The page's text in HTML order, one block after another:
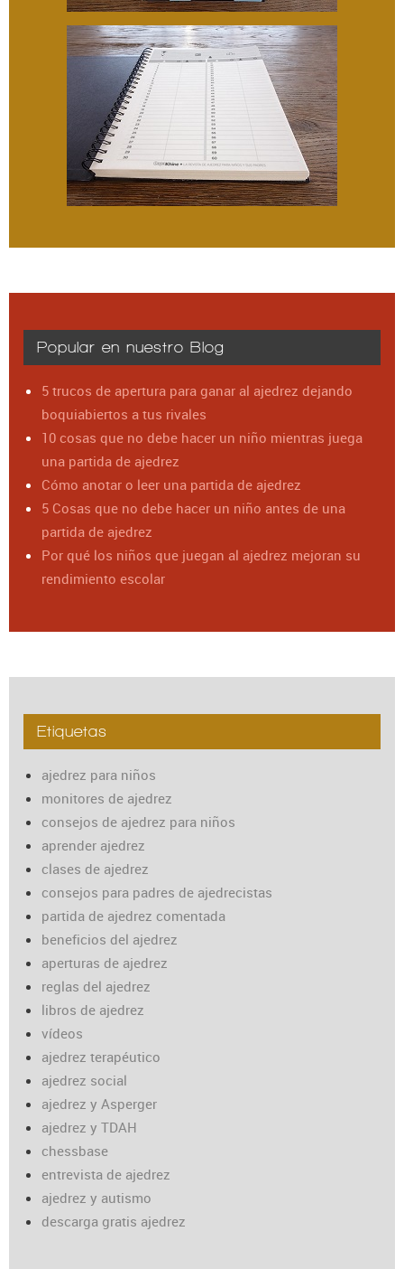
Popular en nuestro Blog
5 trucos de apertura para ganar al ajedrez dejando
boquiabiertos a tus rivales
10 cosas que no debe hacer un niño mientras juega
una partida de ajedrez
Cómo anotar o leer una partida de ajedrez
5 Cosas que no debe hacer un niño antes de una
partida de ajedrez
Por qué los niños que juegan al ajedrez mejoran su
rendimiento escolar
Etiquetas
ajedrez para niños
monitores de ajedrez
consejos de ajedrez para niños
aprender ajedrez
clases de ajedrez
consejos para padres de ajedrecistas
partida de ajedrez comentada
beneficios del ajedrez
aperturas de ajedrez
reglas del ajedrez
libros de ajedrez
vídeos
ajedrez terapéutico
ajedrez social
ajedrez y Asperger
ajedrez y TDAH
chessbase
entrevista de ajedrez
ajedrez y autismo
descarga gratis ajedrez